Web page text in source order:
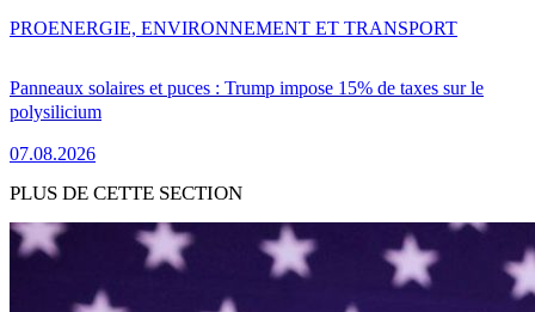
Panneaux solaires et puces : Trump impose 15% de taxes sur le
polysilicium
07.08.2026
PROENERGIE, ENVIRONNEMENT ET TRANSPORT
PLUS DE CETTE SECTION